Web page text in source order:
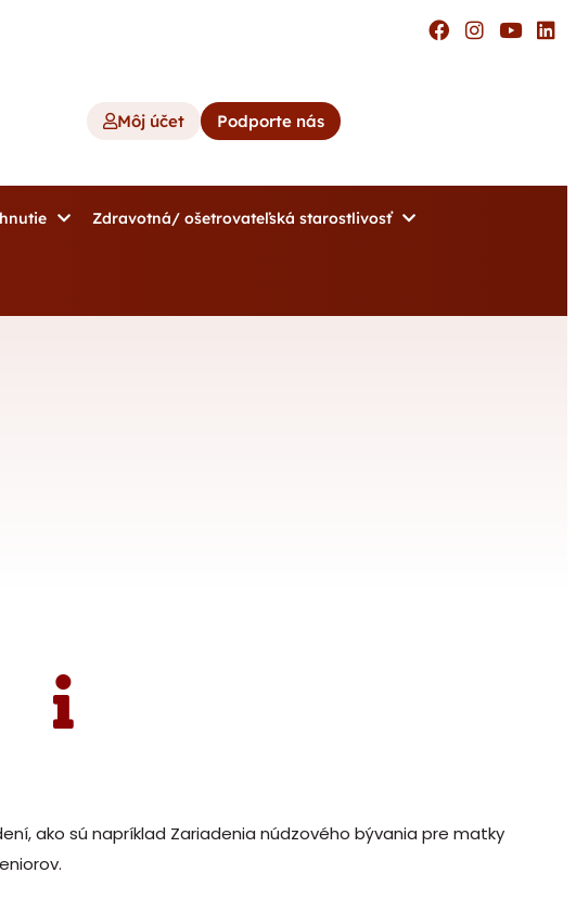
Môj účet
Podporte nás
Zdravotná/ ošetrovateľská starostlivosť
ako sú napríklad Zariadenia núdzového bývania pre matky